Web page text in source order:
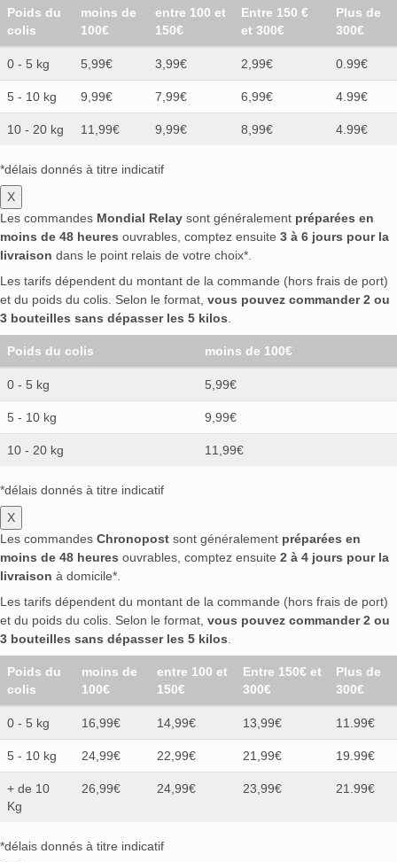
Poids du
colis
moins de
100€
entre 100 et
150€
Entre 150 €
et 300€
Plus de
300€
0 - 5 kg 5,99€ 3,99€ 2,99€ 0.99€
5 - 10 kg 9,99€ 7,99€ 6,99€ 4.99€
10 - 20 kg 11,99€ 9,99€ 8,99€ 4.99€
*délais donnés à titre indicatif
X
Les commandes Mondial Relay sont généralement préparées en
moins de 48 heures ouvrables, comptez ensuite 3 à 6 jours pour la
livraison dans le point relais de votre choix*.
Les tarifs dépendent du montant de la commande (hors frais de port)
et du poids du colis. Selon le format, vous pouvez commander 2 ou
3 bouteilles sans dépasser les 5 kilos
Poids du colis moins de 100€
0 - 5 kg 5,99€
5 - 10 kg 9,99€
10 - 20 kg 11,99€
*délais donnés à titre indicatif
X
Les commandes Chronopost sont généralement préparées en
moins de 48 heures ouvrables, comptez ensuite 2 à 4 jours pour la
livraison à domicile*.
Les tarifs dépendent du montant de la commande (hors frais de port)
et du poids du colis. Selon le format, vous pouvez commander 2 ou
3 bouteilles sans dépasser les 5 kilos
Poids du
colis
moins de
100€
entre 100 et
150€
Entre 150€ et
300€
Plus de
300€
0 - 5 kg 16,99€ 14,99€ 13,99€ 11.99€
5 - 10 kg 24,99€ 22,99€ 21,99€ 19.99€
+ de 10
Kg
26,99€ 24,99€ 23,99€ 21.99€
*délais donnés à titre indicatif